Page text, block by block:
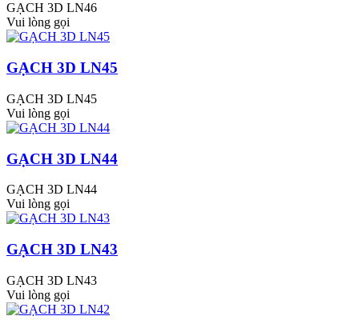
GẠCH 3D LN46
Vui lòng gọi
GẠCH 3D LN45
GẠCH 3D LN45
Vui lòng gọi
GẠCH 3D LN44
GẠCH 3D LN44
Vui lòng gọi
GẠCH 3D LN43
GẠCH 3D LN43
Vui lòng gọi